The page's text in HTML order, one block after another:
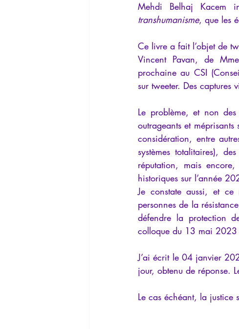
Mehdi Belhaj Kacem
transhumanisme, que les
Ce livre a fait l’objet de
Vincent Pavan, de
prochaine au CSI
sur tweeter. Des captures
Le problème, et non
outrageants et
considération, entre
systèmes totalitaires),
réputation, mais
historiques sur l’année
Je constate aussi, et ce
personnes de la
défendre la protection
colloque du 13 mai 2023
J’ai écrit le 04 janvier
jour, obtenu de réponse.
Le cas échéant, la justice